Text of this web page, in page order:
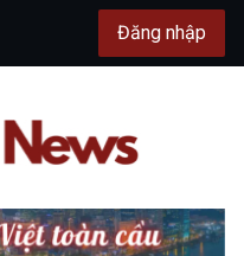
Đăng nhập